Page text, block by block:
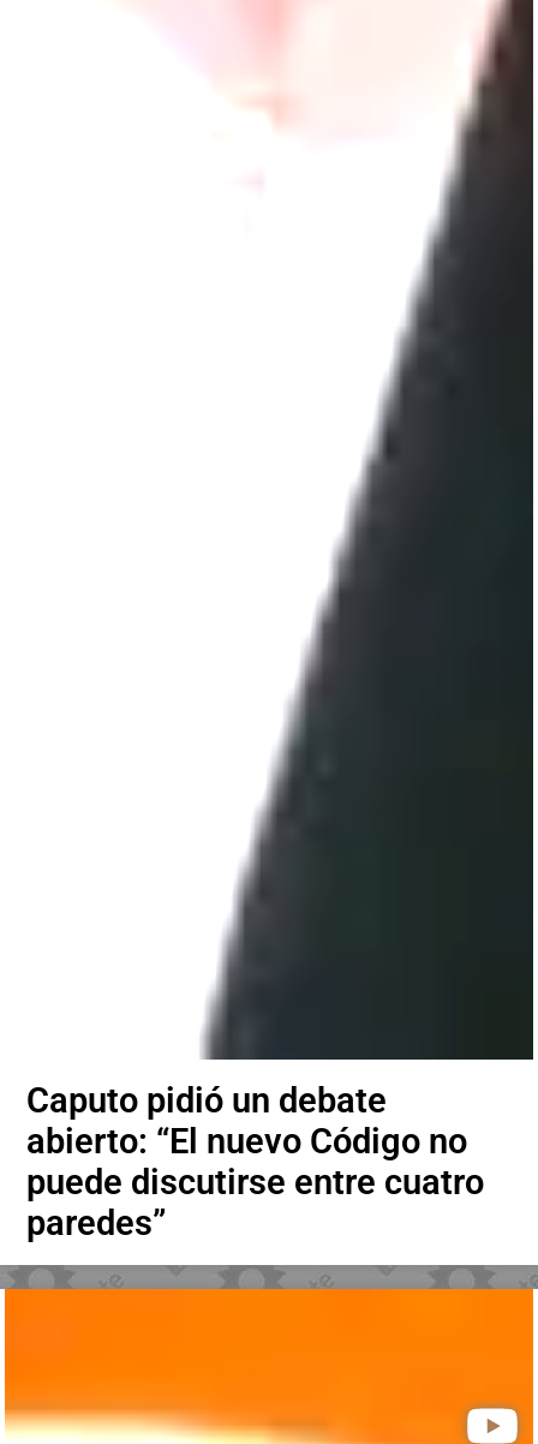
Caputo pidió un debate
abierto: “El nuevo Código no
puede discutirse entre cuatro
paredes”